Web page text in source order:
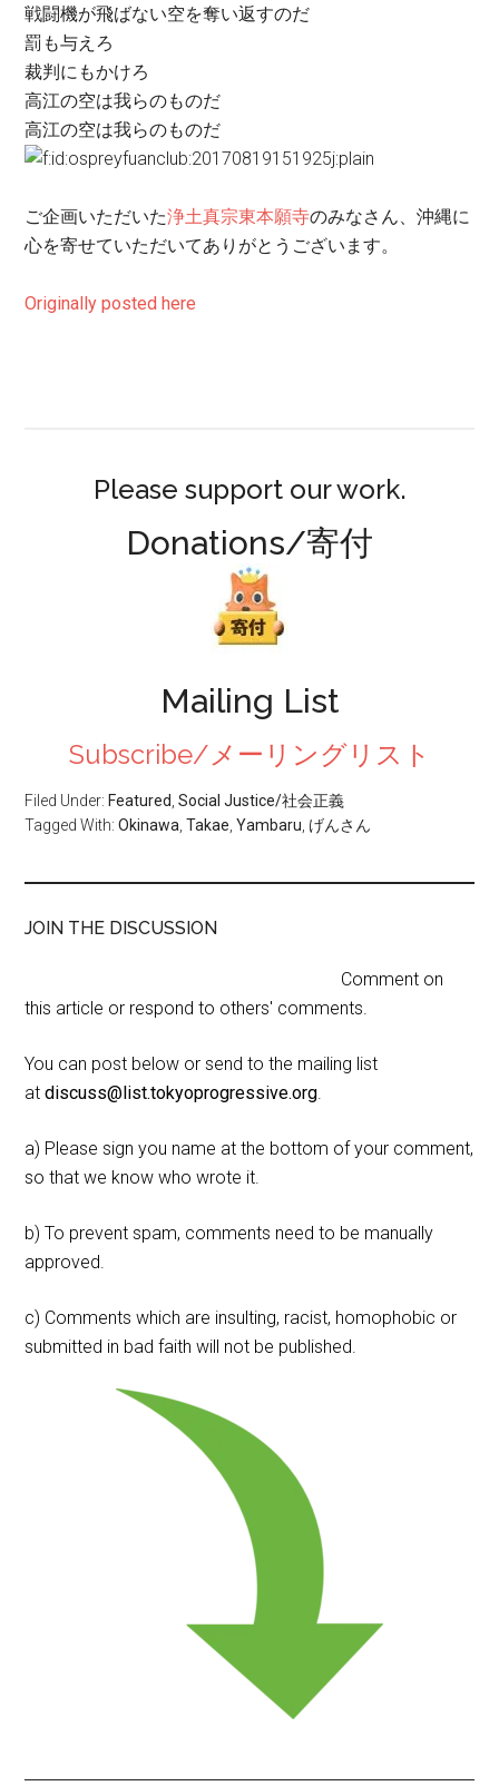
戦闘機が飛ばない空を奪い返すのだ
罰も与えろ
裁判にもかけろ
高江の空は我らのものだ
高江の空は我らのものだ
ご企画いただいた浄土真宗東本願寺のみなさん、沖縄に
心を寄せていただいてありがとうございます。
Originally posted here
Please support our work.
Donations/寄付
Mailing List
Subscribe/メーリングリスト
Filed Under: Featured ,Social Justice/社会正義
Tagged With:Okinawa ,Takae ,Yambaru げんさん
JOIN THE DISCUSSION
Comment on
this article or respond to others' comments.
You can post below or send to the mailing list
atdiscuss@list.tokyoprogressive.org.
a) Please sign you name at the bottom of your comment,
so that we know who wrote it.
b) To prevent spam, comments need to be manually
approved.
c) Comments which are insulting, racist, homophobic or
submitted in bad faith will not be published.